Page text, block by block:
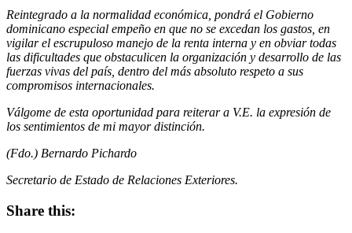
Reintegrado a la normalidad económica, pondrá el Gobierno
dominicano especial empeño en que no se excedan los gastos, en
vigilar el escrupuloso manejo de la renta interna y en obviar todas
las dificultades que obstaculicen la organización y desarrollo de las
fuerzas vivas del país, dentro del más absoluto respeto a sus
compromisos internacionales.
Válgome de esta oportunidad para reiterar a V.E. la expresión de
los sentimientos de mi mayor distinción.
(Fdo.) Bernardo Pichardo
Secretario de Estado de Relaciones Exteriores.
Share this: